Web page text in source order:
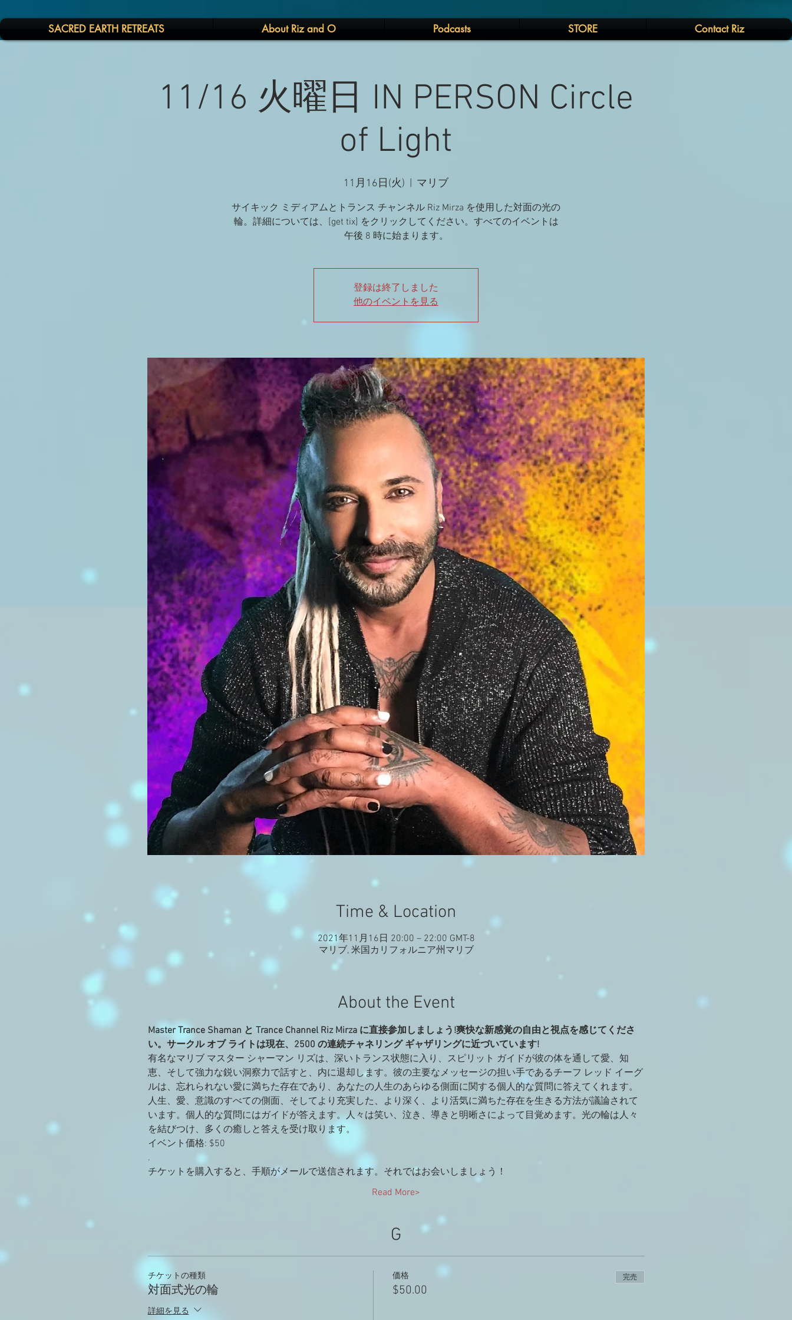
SACRED EARTH RETREATS About Riz and O Podcasts STORE Contact Riz
11/16 火曜日 IN PERSON Circle
of Light
11月16日(火) マリブ
サイキック ミディアムとトランス チャンネル Riz Mirza を使用した対面の光の
輪。詳細については、[get tix] をクリックしてください。すべてのイベントは
登録は終了しました
他のイベントを見る
Time & Location
2021年11月16日 20:00 – 22:00 GMT-8
マリブ, 米国カリフォルニア州マリブ
About the Event
Master Trance Shaman と Trance Channel Riz Mirza に直接参加しましょう!爽快な新感覚の自由と視点を感じてくださ
い。サークル オブ ライトは現在、2500 の連続チャネリング ギャザリングに近づいています!
有名なマリブ マスター シャーマン リズは、深いトランス状態に入り、スピリット ガイドが彼の体を通して愛、知
恵、そして強力な鋭い洞察力で話すと、内に退却します。彼の主要なメッセージの担い手であるチーフ レッド イーグ
ルは、忘れられない愛に満ちた存在であり、あなたの人生のあらゆる側面に関する個人的な質問に答えてくれます。
人生、愛、意識のすべての側面、そしてより充実した、より深く、より活気に満ちた存在を生きる方法が議論されて
います。個人的な質問にはガイドが答えます。人々は笑い、泣き、導きと明晰さによって目覚めます。光の輪は人々
を結びつけ、多くの癒しと答えを受け取ります。
イベント価格: $50
.
チケットを購入すると、手順がメールで送信されます。それではお会いしましょう！
Read More>
G
チケットの種類
対面式光の輪
詳細を見る
価格
$50.00
完売